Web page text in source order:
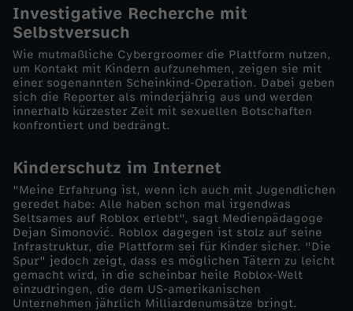
i
n
d
e
r
s
p
i
Investigative Recherche mit
Selbstversuch
Wie mutmaßliche Cybergroomer die Plattform nutzen,
um Kontakt mit Kindern aufzunehmen, zeigen sie mit
einer sogenannten Scheinkind-Operation. Dabei geben
sich die Reporter als minderjährig aus und werden
innerhalb kürzester Zeit mit sexuellen Botschaften
konfrontiert und bedrängt.
Kinderschutz im Internet
"Meine Erfahrung ist, wenn ich auch mit Jugendlichen
geredet habe: Alle haben schon mal irgendwas
Seltsames auf Roblox erlebt", sagt Medienpädagoge
Dejan Simonović. Roblox dagegen ist stolz auf seine
Infrastruktur, die Plattform sei für Kinder sicher. "Die
Spur" jedoch zeigt, dass es möglichen Tätern zu leicht
gemacht wird, in die scheinbar heile Roblox-Welt
einzudringen, die dem US-amerikanischen
Unternehmen jährlich Milliardenumsätze bringt.